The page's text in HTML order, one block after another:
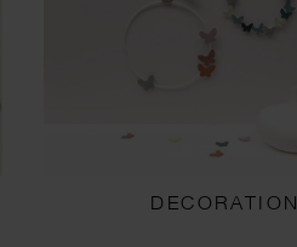
DECORATION